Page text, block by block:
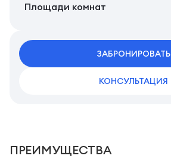
Площади комнат
Жилая площадь
Площадь санузлов совместных
ЗАБРОНИРОВАТЬ
КОНСУЛЬТАЦИЯ
ПРЕИМУЩЕСТВА